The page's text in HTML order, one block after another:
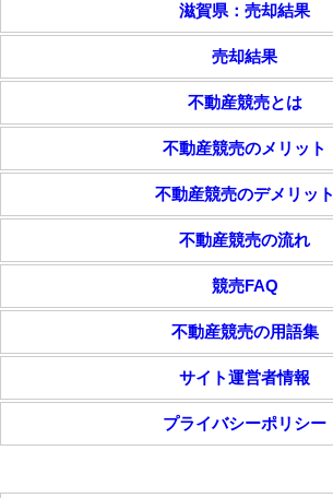
滋賀県：売却結果
売却結果
不動産競売とは
不動産競売のメリット
不動産競売のデメリット
不動産競売の流れ
競売FAQ
不動産競売の用語集
サイト運営者情報
プライバシーポリシー